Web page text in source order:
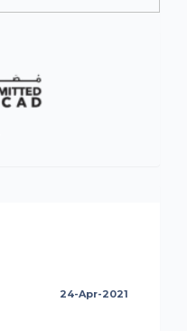
24-Apr-2021